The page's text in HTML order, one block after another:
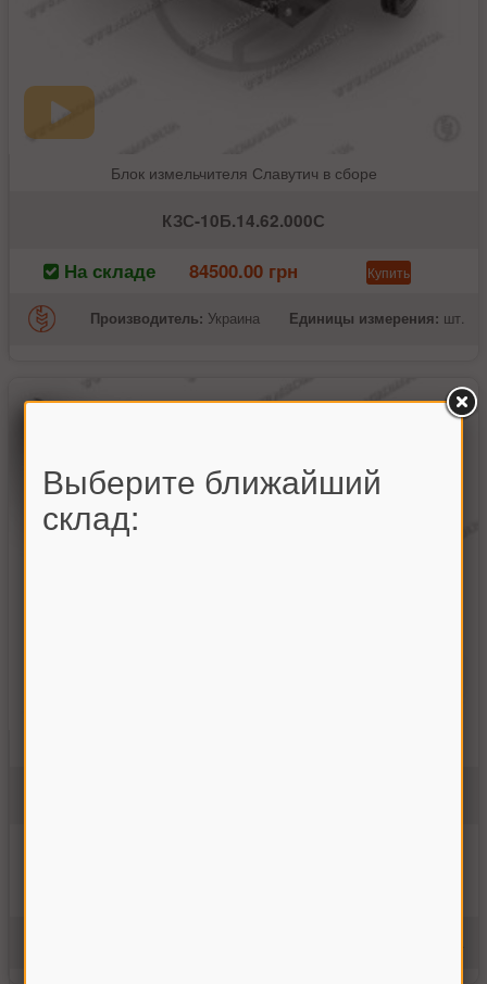
Блок измельчителя Славутич в сборе
КЗС-10Б.14.62.000С
На складе 84500.00 грн Купить
Производитель: Украина Единицы измерения: шт.
Выберите ближайший
склад: